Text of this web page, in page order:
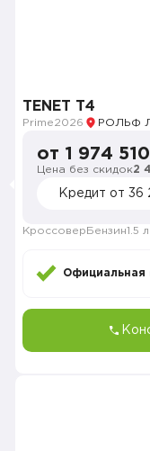
TENET T4
Prime2026 РОЛЬФ
от 1 974
Цена без скидок2
Кредит от 36
Кроссовер Бензин1.5 л.
Официальная